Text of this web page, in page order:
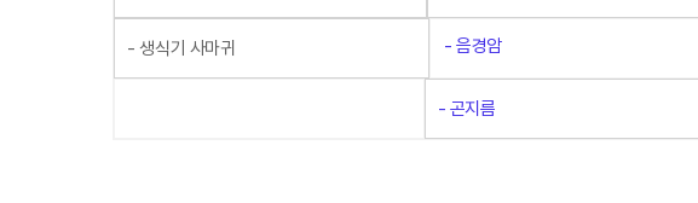
- 생식기 사마귀 - 음경암
- 곤지름